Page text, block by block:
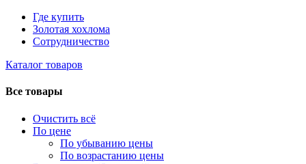
Где купить
Золотая хохлома
Сотрудничество
Каталог товаров
Все товары
Очистить всё
По цене
По убыванию цены
По возрастанию цены